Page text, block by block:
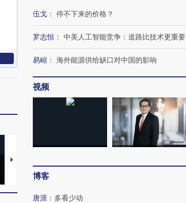
马航飞行员跨国走私7万
粒摇头丸 尿检体内含3种
伍戈 ： 停不下来的价格？
罗志恒 ： 中美人工智能竞争：道路比技术更重要
易峘 ： 海外能源供给缺口对中国的影响
视频
博客
唐涯 ： 多看少动